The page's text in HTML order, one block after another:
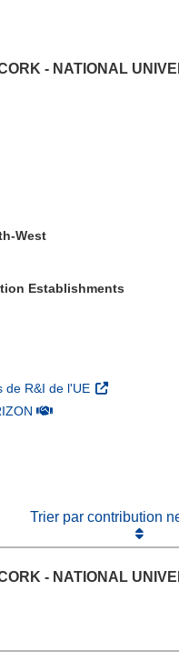
- NATIONAL
West
Establishments
dans une nouvelle fenêtre)
fenêtre)
de R&I de l'UE (s’ouvre dans
(s’ouvre dans une
Trier par contribution
- NATIONAL